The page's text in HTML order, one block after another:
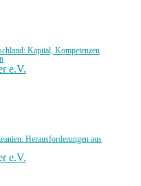
Kapital, Kompetenzen
e.V.
Herausforderungen aus
e.V.